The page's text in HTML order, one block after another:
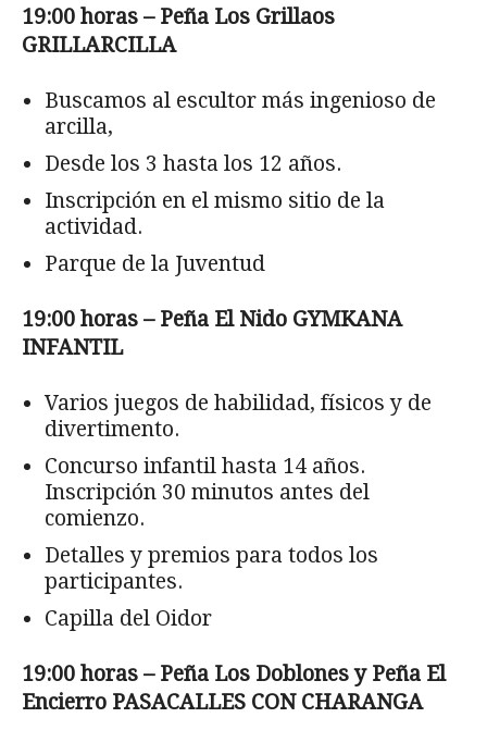
19:00 horas – Peña Los Grillaos
GRILLARCILLA
Buscamos al escultor más ingenioso de
arcilla,
Desde los 3 hasta los 12 años.
Inscripción en el mismo sitio de la
actividad.
Parque de la Juventud
19:00 horas – Peña El Nido GYMKANA
INFANTIL
Varios juegos de habilidad, físicos y de
divertimento.
Concurso infantil hasta 14 años.
Inscripción 30 minutos antes del
comienzo.
Detalles y premios para todos los
participantes.
Capilla del Oidor
19:00 horas – Peña Los Doblones y Peña El
Encierro PASACALLES CON CHARANGA